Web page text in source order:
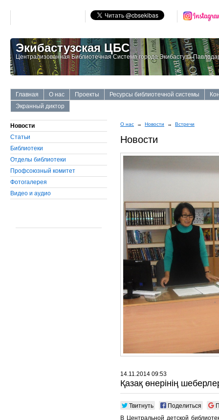
Экибастузская ЦБС
Централизованная Библиотечная Система города Экибастуза
Главная О нас Проекты Ресурсы библиотечной системы
Экранный диктор
Новости
Статьи
Библиотеки
Отделы библиотеки
Профсоюзный комитет
Фотогалерея
Видео и аудио
О нас → Новости → Встречи
Новости
14.11.2014 09:53
Қазақ өнерінің
Твитнуть Поделиться
В Центральной детской